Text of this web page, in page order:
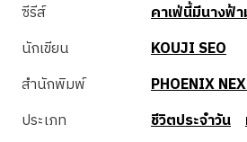
ซีรีส์
คาเฟ่นี้มีนางฟ้
นักเขียน
KOUJI SEO
สำนักพิมพ์
PHOENIX
ประเภท
ชีวิตประจำวัน